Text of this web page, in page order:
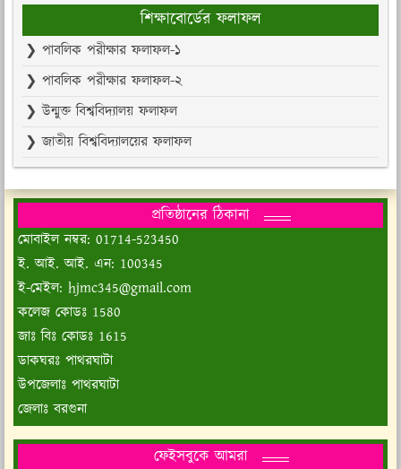
শিক্ষাবোর্ডের ফলাফল
❯ পাবলিক পরীক্ষার ফলাফল-১
❯ পাবলিক পরীক্ষার ফলাফল-২
❯ উন্মুক্ত বিশ্ববিদ্যালয় ফলাফল
❯ জাতীয় বিশ্ববিদ্যালয়ের ফলাফল
প্রতিষ্ঠানের ঠিকানা
মোবাইল নম্বর: 01714-523450
ই. আই. আই. এন: 100345
ই-মেইল: hjmc345@gmail.com
কলেজ কোডঃ 1580
জাঃ বিঃ কোডঃ 1615
ডাকঘরঃ পাথরঘাটা
উপজেলাঃ পাথরঘাটা
জেলাঃ বরগুনা
ফেইসবুকে আমরা